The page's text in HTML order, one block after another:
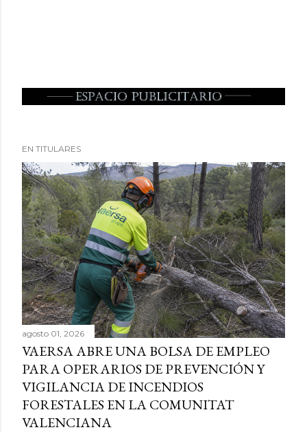
EN TITULARES
agosto 01, 2026
VAERSA ABRE UNA BOLSA DE EMPLEO
PARA OPERARIOS DE PREVENCIÓN Y
VIGILANCIA DE INCENDIOS
FORESTALES EN LA COMUNITAT
VALENCIANA